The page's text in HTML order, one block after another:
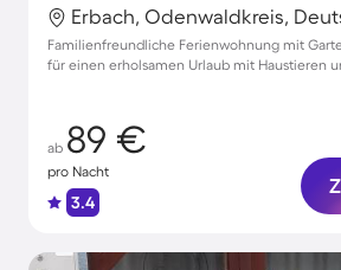
Erbach, Odenwaldkreis,
Familienfreundliche Ferienwohnung mit
für einen erholsamen Urlaub mit Haustieren
ab 89 €
pro Nacht
3.4